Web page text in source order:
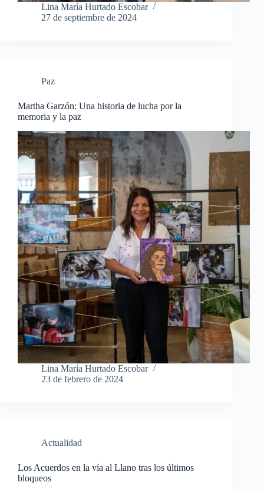
Lina María Hurtado Escobar
27 de septiembre de 2024
Paz
Martha Garzón: Una historia de lucha por la
memoria y la paz
Lina María Hurtado Escobar
23 de febrero de 2024
Actualidad
Los Acuerdos en la vía al Llano tras los últimos
bloqueos